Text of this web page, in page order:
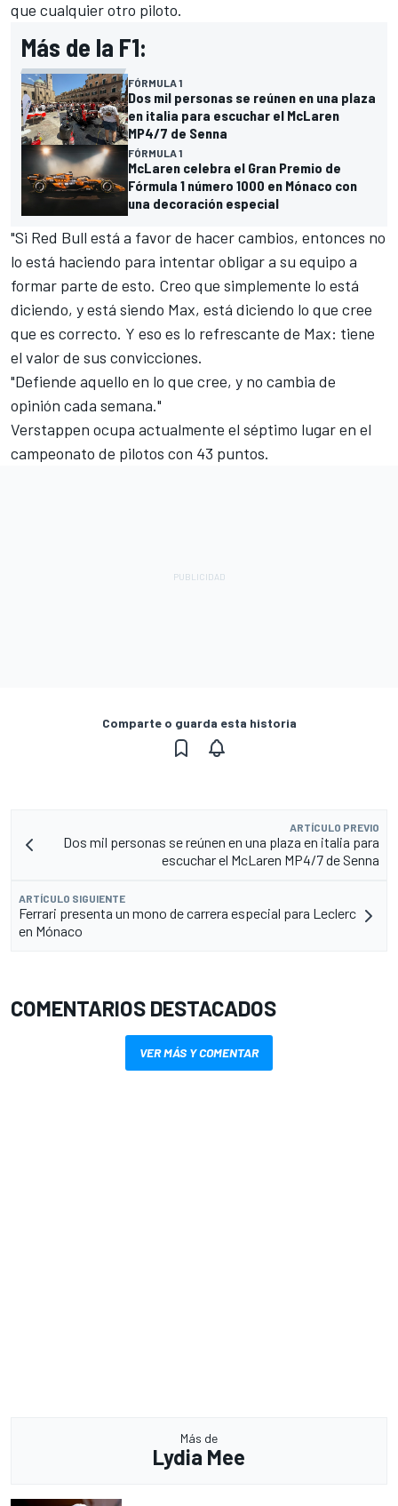
que cualquier otro piloto.
Más de la F1:
FÓRMULA 1
Dos mil personas se reúnen en una plaza
en italia para escuchar el McLaren
MP4/7 de Senna
FÓRMULA 1
McLaren celebra el Gran Premio de
Fórmula 1 número 1000 en Mónaco con
una decoración especial
"Si Red Bull está a favor de hacer cambios, entonces no
lo está haciendo para intentar obligar a su equipo a
formar parte de esto. Creo que simplemente lo está
diciendo, y está siendo Max, está diciendo lo que cree
que es correcto. Y eso es lo refrescante de Max: tiene
el valor de sus convicciones.
"Defiende aquello en lo que cree, y no cambia de
opinión cada semana."
Verstappen ocupa actualmente el séptimo lugar en el
campeonato de pilotos con 43 puntos.
Comparte o guarda esta historia
ARTÍCULO PREVIO
Dos mil personas se reúnen en una plaza en italia para
escuchar el McLaren MP4/7 de Senna
ARTÍCULO SIGUIENTE
Ferrari presenta un mono de carrera especial para Leclerc
en Mónaco
COMENTARIOS DESTACADOS
VER MÁS Y COMENTAR
Más de
Lydia Mee